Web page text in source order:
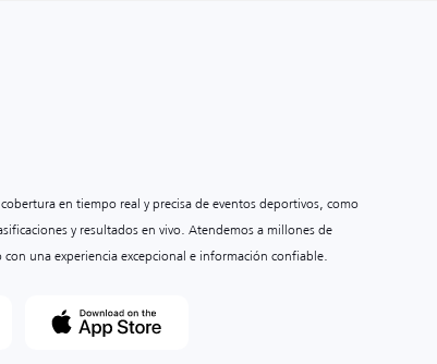
en tiempo real y precisa de eventos deportivos, como
y resultados en vivo. Atendemos a millones de
una experiencia excepcional e información confiable.